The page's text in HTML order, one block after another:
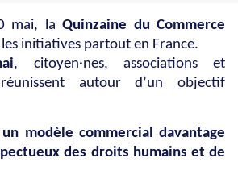
mai, laQuinzaine du Commerce
initiatives partout en France.
, citoyen·nes, associations et
autour d’un objectif
modèle commercial davantage
des droits humains et de